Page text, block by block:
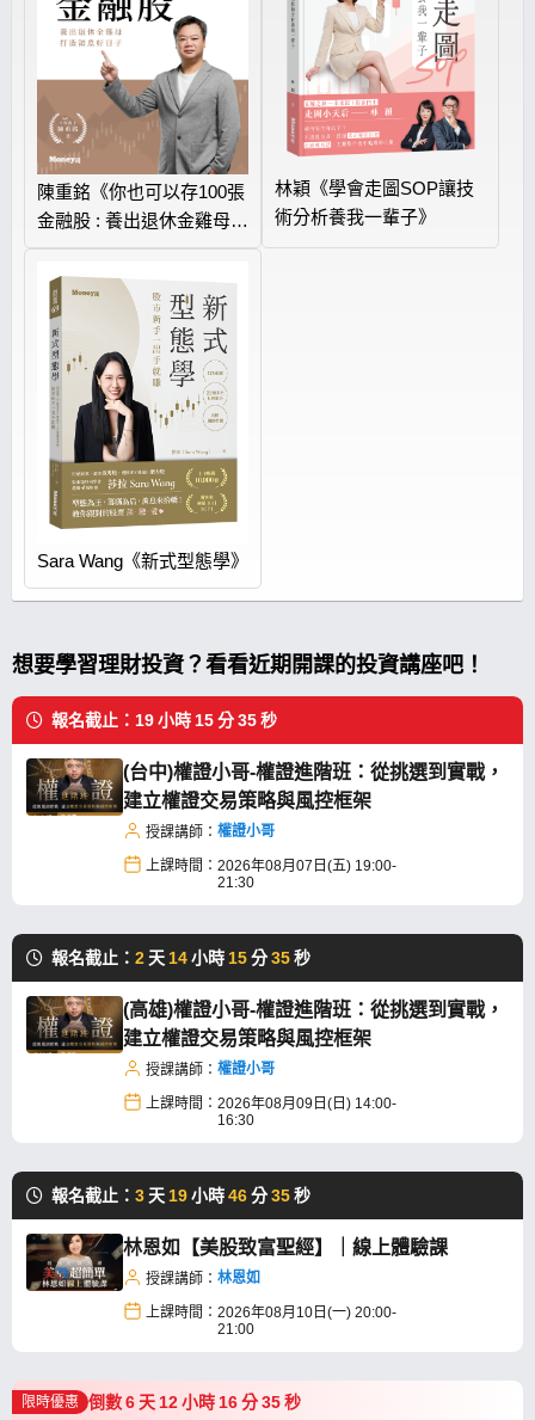
陳重銘《你也可以存100張
金融股 : 養出退休金雞母
打造領息好日子》
林穎《學會走圖SOP讓技
術分析養我一輩子》
Sara Wang《新式型態學》
想要學習理財投資？看看近期開課的投資講座吧！
報名截止： 19小時15分35秒
(台中)權證小哥-權證進階班：從挑選到實戰，
建立權證交易策略與風控框架
授課講師： 權證小哥
上課時間： 2026年08月07日(五) 19:00-
21:30
報名截止： 2 天14小時15分35秒
(高雄)權證小哥-權證進階班：從挑選到實戰，
建立權證交易策略與風控框架
授課講師： 權證小哥
上課時間： 2026年08月09日(日) 14:00-
16:30
報名截止： 3 天19小時46分35秒
林恩如【美股致富聖經】｜線上體驗課
授課講師： 林恩如
上課時間： 2026年08月10日(一) 20:00-
21:00
限時優惠 倒數6 天12小時16分35秒